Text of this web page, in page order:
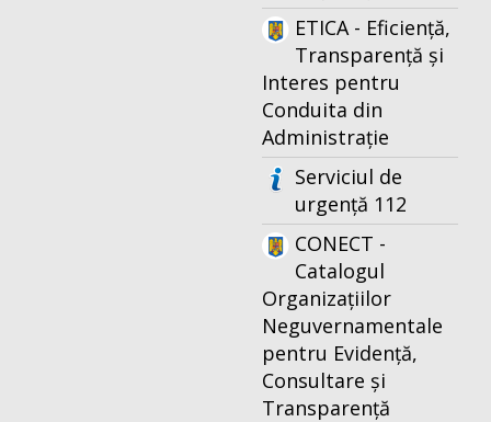
ETICA - Eficiență,
Transparență și
Interes pentru
Conduita din
Administrație
Serviciul de
urgență 112
CONECT -
Catalogul
Organizațiilor
Neguvernamentale
pentru Evidență,
Consultare și
Transparență